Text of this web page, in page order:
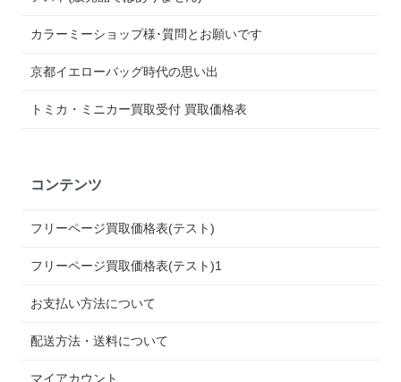
カラーミーショップ様･質問とお願いです
京都イエローバッグ時代の思い出
トミカ・ミニカー買取受付 買取価格表
コンテンツ
フリーページ買取価格表(テスト)
フリーページ買取価格表(テスト)1
お支払い方法について
配送方法・送料について
マイアカウント